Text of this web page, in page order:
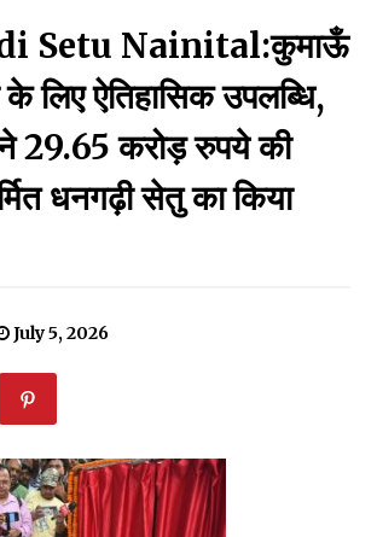
Thought Of The Day 7 September
September 7, 2023
Thought Of The Day 6 September
September 6, 2023
Thought Of The Day 17 May
May 17, 2022
Thought Of The Day 16 May
May 16, 2022
Setu Nainital:कुमाऊँ
लिए ऐतिहासिक उपलब्धि,
ने 29.65 करोड़ रुपये की
धनगढ़ी सेतु का किया
July 5, 2026